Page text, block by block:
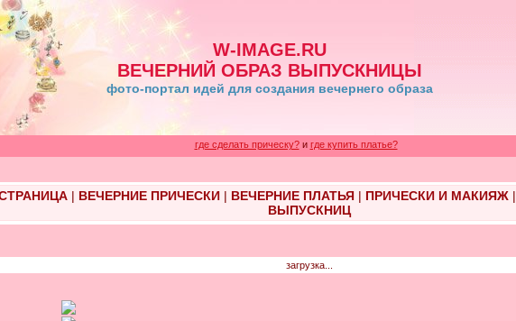
W-IMAGE.RU
ВЕЧЕРНИЙ ОБРАЗ ВЫПУСКНИЦЫ
фото-портал идей для создания вечернего образа
где сделать прическу?и где купить платье?
| ВЕЧЕРНИЕ ПРИЧЕСКИ| ВЕЧЕРНИЕ ПЛАТЬЯ| ПРИЧЕСКИ И МАКИЯЖ|
ВЫПУСКНИЦ
загрузка...